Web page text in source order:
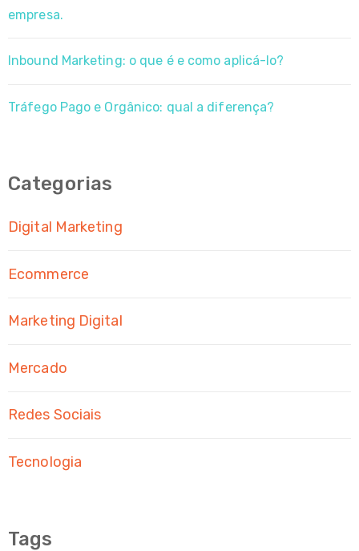
empresa.
Inbound Marketing: o que é e como aplicá-lo?
Tráfego Pago e Orgânico: qual a diferença?
Categorias
Digital Marketing
Ecommerce
Marketing Digital
Mercado
Redes Sociais
Tecnologia
Tags